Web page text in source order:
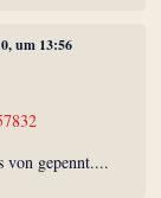
um 13:56
von gepennt....